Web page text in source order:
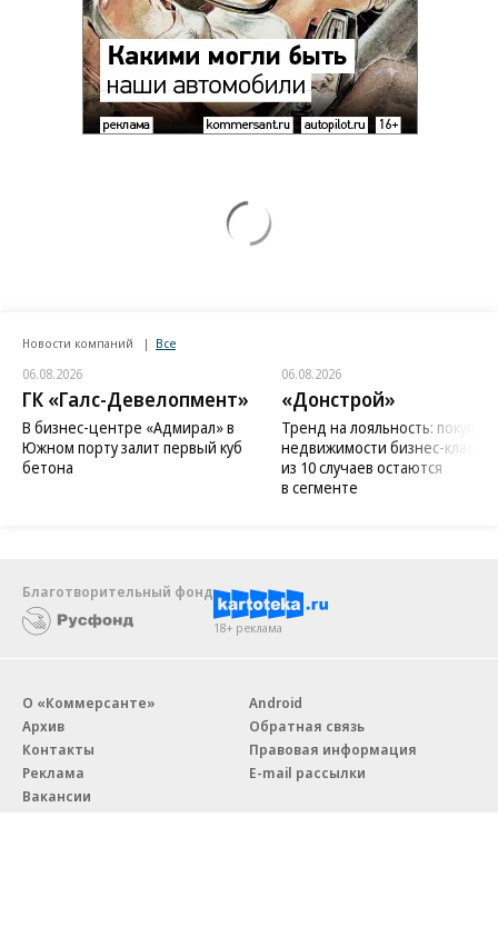
Новости компаний Все
06.08.2026
ГК «Галс-Девелопмент»
В бизнес-центре «Адмирал» в
Южном порту залит первый куб
бетона
06.08.2026
«Донстрой»
Тренд на лояльность:
недвижимости бизнес-класса
из 10 случаев остаются
в сегменте
Благотворительный фонд
18+ реклама
О «Коммерсанте»
Архив
Контакты
Реклама
Вакансии
Android
Обратная связь
Правовая информация
E-mail рассылки